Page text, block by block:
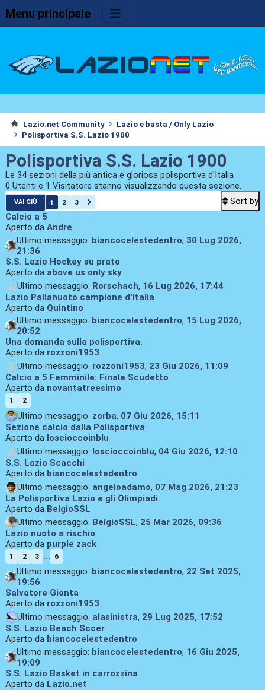
Menu principale
Lazio.net Community
Lazio e basta / Only Lazio
Polisportiva S.S. Lazio 1900
Polisportiva S.S. Lazio 1900
Le 34 sezioni della più antica e gloriosa polisportiva d'Italia
0 Utenti e 1 Visitatore stanno visualizzando questa sezione.
VAI GIÙ 1 2 3
Sort by
Calcio a 5
Aperto da Andre
Ultimo messaggio: biancocelestedentro, 30 Lug 2026,
21:36
S.S. Lazio Hockey su prato
Aperto da above us only sky
Ultimo messaggio: Rorschach, 16 Lug 2026, 17:44
Lazio Pallanuoto campione d'Italia
Aperto da Quintino
Ultimo messaggio: biancocelestedentro, 15 Lug 2026,
20:52
Una domanda sulla polisportiva.
Aperto da rozzoni1953
Ultimo messaggio: rozzoni1953, 23 Giu 2026, 11:09
Calcio a 5 Femminile: Finale Scudetto
Aperto da novantatreesimo
1 2
Ultimo messaggio: zorba, 07 Giu 2026, 15:11
Sezione calcio dalla Polisportiva
Aperto da loscioccoinblu
Ultimo messaggio: loscioccoinblu, 04 Giu 2026, 12:10
S.S. Lazio Scacchi
Aperto da biancocelestedentro
Ultimo messaggio: angeloadamo, 07 Mag 2026, 21:23
La Polisportiva Lazio e gli Olimpiadi
Aperto da BelgioSSL
Ultimo messaggio: BelgioSSL, 25 Mar 2026, 09:36
Lazio nuoto a rischio
Aperto da purple zack
1 2 3 ... 6
Ultimo messaggio: biancocelestedentro, 22 Set 2025,
19:56
Salvatore Gionta
Aperto da rozzoni1953
Ultimo messaggio: alasinistra, 29 Lug 2025, 17:52
S.S. Lazio Beach Sccer
Aperto da biancocelestedentro
Ultimo messaggio: biancocelestedentro, 16 Giu 2025,
19:09
S.S. Lazio Basket in carrozzina
Aperto da Lazio.net